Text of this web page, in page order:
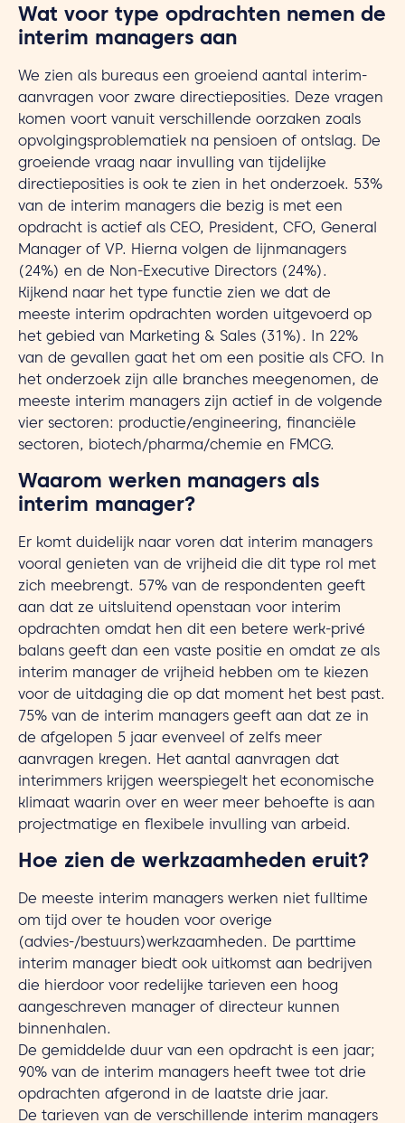
Wat voor type opdrachten nemen de
interim managers aan
We zien als bureaus een groeiend aantal interim-
aanvragen voor zware directieposities. Deze vragen
komen voort vanuit verschillende oorzaken zoals
opvolgingsproblematiek na pensioen of ontslag. De
groeiende vraag naar invulling van tijdelijke
directieposities is ook te zien in het onderzoek. 53%
van de interim managers die bezig is met een
opdracht is actief als CEO, President, CFO, General
Manager of VP. Hierna volgen de lijnmanagers
(24%) en de Non-Executive Directors (24%).
Kijkend naar het type functie zien we dat de
meeste interim opdrachten worden uitgevoerd op
het gebied van Marketing & Sales (31%). In 22%
van de gevallen gaat het om een positie als CFO. In
het onderzoek zijn alle branches meegenomen, de
meeste interim managers zijn actief in de volgende
vier sectoren: productie/engineering, financiële
sectoren, biotech/pharma/chemie en FMCG.
Waarom werken managers als
interim manager?
Er komt duidelijk naar voren dat interim managers
vooral genieten van de vrijheid die dit type rol met
zich meebrengt. 57% van de respondenten geeft
aan dat ze uitsluitend openstaan voor interim
opdrachten omdat hen dit een betere werk-privé
balans geeft dan een vaste positie en omdat ze als
interim manager de vrijheid hebben om te kiezen
voor de uitdaging die op dat moment het best past.
75% van de interim managers geeft aan dat ze in
de afgelopen 5 jaar evenveel of zelfs meer
aanvragen kregen. Het aantal aanvragen dat
interimmers krijgen weerspiegelt het economische
klimaat waarin over en weer meer behoefte is aan
projectmatige en flexibele invulling van arbeid.
Hoe zien de werkzaamheden eruit?
De meeste interim managers werken niet fulltime
om tijd over te houden voor overige
(advies-/bestuurs)werkzaamheden. De parttime
interim manager biedt ook uitkomst aan bedrijven
die hierdoor voor redelijke tarieven een hoog
aangeschreven manager of directeur kunnen
binnenhalen.
De gemiddelde duur van een opdracht is een jaar;
90% van de interim managers heeft twee tot drie
opdrachten afgerond in de laatste drie jaar.
De tarieven van de verschillende interim managers